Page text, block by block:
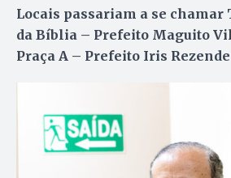
Locais passariam a se chamar
da Bíblia – Prefeito Maguito
Praça A – Prefeito Iris Rezende